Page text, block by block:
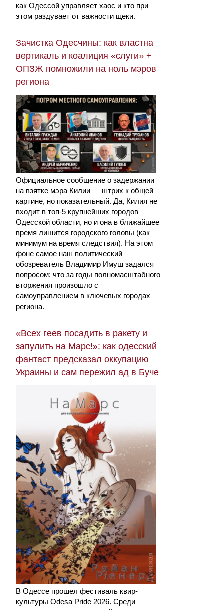
как Одессой управляет хаос и кто при
этом раздувает от важности щеки.
Зачистка Одесчины: как властна
вертикаль и коалиция «слуги» +
ОПЗЖ помножили на ноль мэров
региона
Официальное сообщение о задержании
на взятке мэра Килии — штрих к общей
картине, но показательный. Да, Килия не
входит в топ-5 крупнейших городов
Одесской области, но и она в ближайшее
время лишится городского головы (как
минимум на время следствия). На этом
фоне самое наш политический
обозреватель Владимир Имуш задался
вопросом: что за годы полномасштабного
вторжения произошло с
самоуправлением в ключевых городах
региона.
«Всех геев посадить в ракету и
запулить на Марс!»: как одесский
фантаст предсказал оккупацию
Украины и сам пережил ад в Буче
В Одессе прошел фестиваль квир-
культуры Odesa Pride 2026. Среди